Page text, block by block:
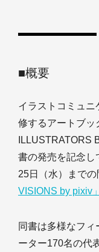
■概要
イラストコミュ
修するアートブッ
ILLUSTRATORS
書の発売を記念し
25日（水）まで
VISIONS by pixiv」
同書は多様なフ
ーター170名の代